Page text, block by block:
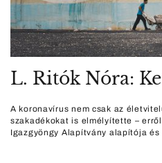
L. Ritók Nóra:
A koronavírus nem csak az
szakadékokat is elmélyítette –
Igazgyöngy Alapítvány alapítója